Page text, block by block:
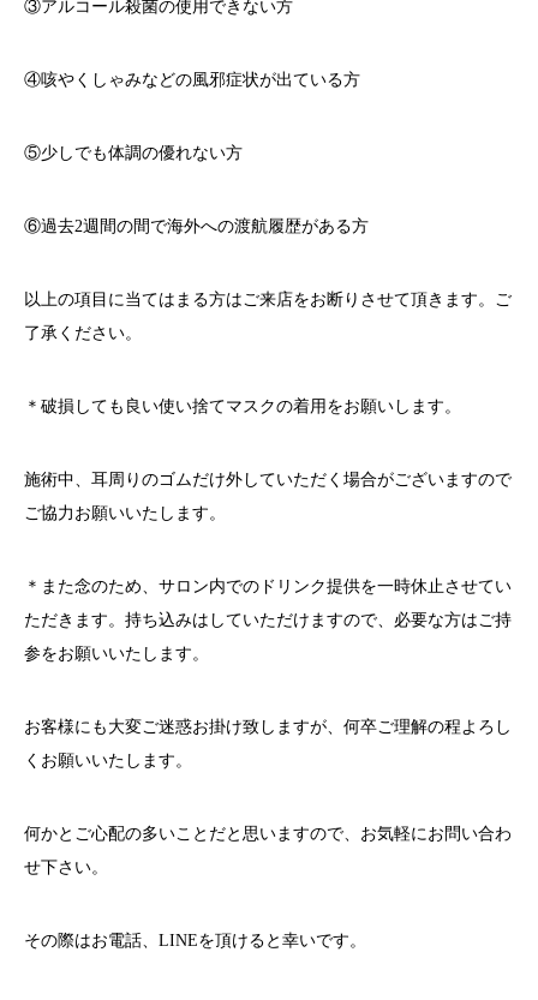
③アルコール殺菌の使用できない方
④咳やくしゃみなどの風邪症状が出ている方
⑤少しでも体調の優れない方
⑥過去2週間の間で海外への渡航履歴がある方
以上の項目に当てはまる方はご来店をお断りさせて頂きます。ご
了承ください。
＊破損しても良い使い捨てマスクの着用をお願いします。
施術中、耳周りのゴムだけ外していただく場合がございますので
ご協力お願いいたします。
＊また念のため、サロン内でのドリンク提供を一時休止させてい
ただきます。持ち込みはしていただけますので、必要な方はご持
参をお願いいたします。
お客様にも大変ご迷惑お掛け致しますが、何卒ご理解の程よろし
くお願いいたします。
何かとご心配の多いことだと思いますので、お気軽にお問い合わ
せ下さい。
その際はお電話、 LINEを頂けると幸いです。